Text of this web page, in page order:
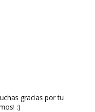
gracias por tu
:)